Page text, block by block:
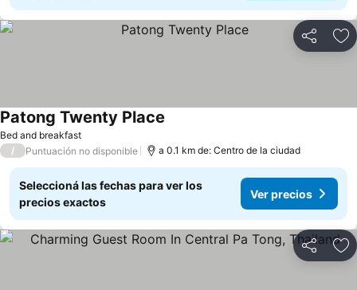
Compartir
Bed and breakfast
Patong Twenty Place
/ Puntuación no disponible a 0.1 km de: Centro de la ciudad
Seleccioná las fechas para ver los
precios exactos
Ver precios
Compartir